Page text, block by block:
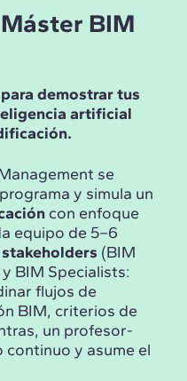
BIM
demostrar tus
artificial
se
y simula un
con enfoque
equipo de 5–6
(BIM
BIM Specialists:
flujos de
BIM, criterios de
un profesor-
y asume el